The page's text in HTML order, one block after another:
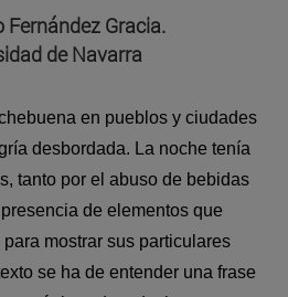
Fernández Gracia.
de Navarra
en pueblos y ciudades
desbordada. La noche tenía
tanto por el abuso de bebidas
de elementos que
mostrar sus particulares
se ha de entender una frase